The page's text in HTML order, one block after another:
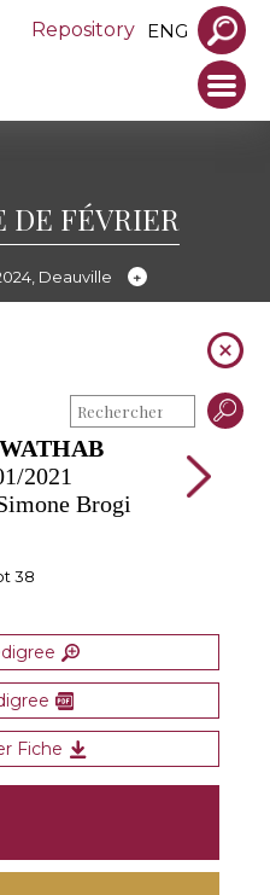
Repository ENG
DE FÉVRIER
Deauville
2021
Brogi
Fiche